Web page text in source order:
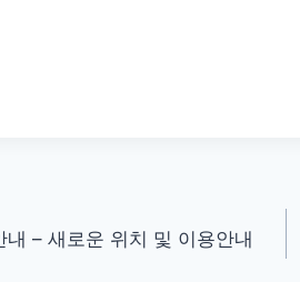
내 – 새로운 위치 및 이용안내